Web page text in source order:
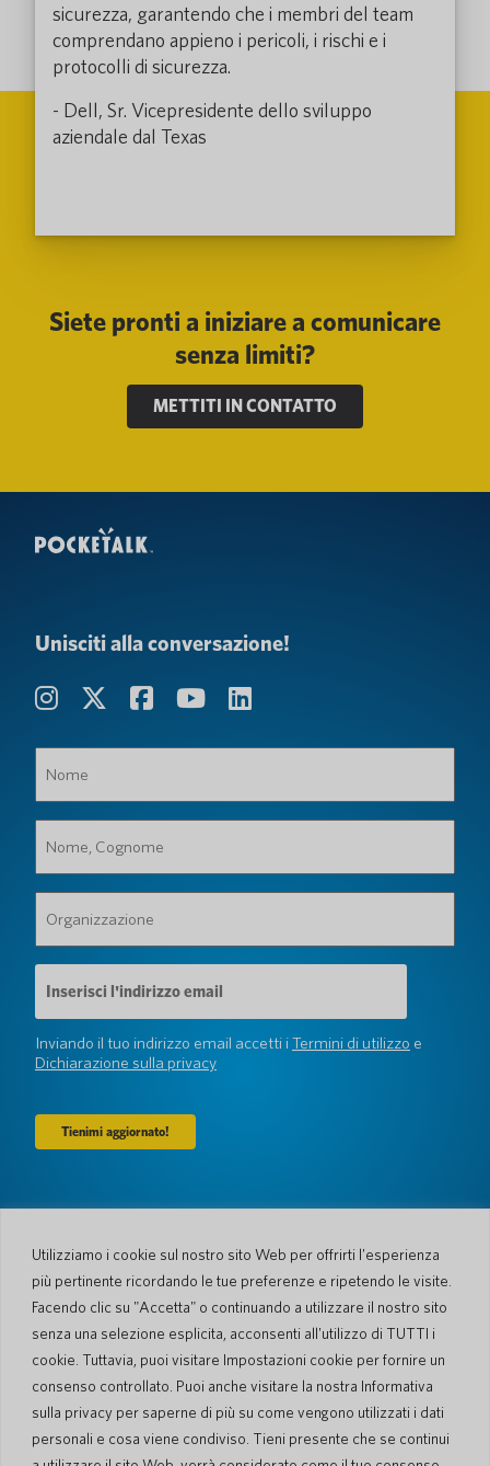
Utilizziamo i cookie sul nostro sito Web per offrirti l'esperienza
più pertinente ricordando le tue preferenze e ripetendo le visite.
Facendo clic su "Accetta" o continuando a utilizzare il nostro sito
senza una selezione esplicita, acconsenti all'utilizzo di TUTTI i
cookie. Tuttavia, puoi visitare Impostazioni cookie per fornire un
consenso controllato. Puoi anche visitare la nostra Informativa
sulla privacy per saperne di più su come vengono utilizzati i dati
personali e cosa viene condiviso. Tieni presente che se continui
sicurezza, garantendo che i membri del team
comprendano appieno i pericoli, i rischi e i
protocolli di sicurezza.
- Dell, Sr. Vicepresidente dello sviluppo
aziendale dal Texas
Siete pronti a iniziare a comunicare
senza limiti?
METTITI IN CONTATTO
Unisciti alla conversazione!
(Obbligatorio)
Cognome
(Obbligatorio)
(Obbligatorio)
Indirizzo
e-
mail
(Obbligatorio)
Inviando il tuo indirizzo email accetti iTermini di utilizzo e
Dichiarazione sulla privacy
Chi siamo
Lingue e Nazioni
Blog
Newsroom
#AllSpokenHere
Supporto
Servizio Clienti
Processo spedizione di
ritorno
Processo di spedizione
Garanzia limitata
Sicurezza PocketTalk
Contattaci